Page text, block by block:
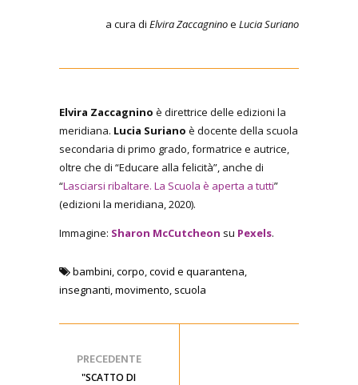
a cura di Elvira Zaccagninoe Lucia Suriano
Elvira Zaccagnino è direttrice delle edizioni la
meridiana. Lucia Suriano è docente della scuola
secondaria di primo grado, formatrice e autrice,
oltre che di “Educare alla felicità”, anche di
“Lasciarsi ribaltare. La Scuola è aperta a tutti”
(edizioni la meridiana, 2020).
Immagine: Sharon McCutcheon su Pexels.
bambini,corpo,covid e quarantena,
insegnanti,movimento, scuola
PRECEDENTE
"SCATTO DI